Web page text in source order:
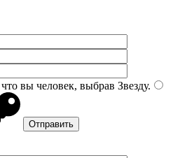
вы человек, выбрав Звезду.